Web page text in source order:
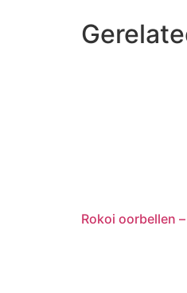
Rokoi oorbellen